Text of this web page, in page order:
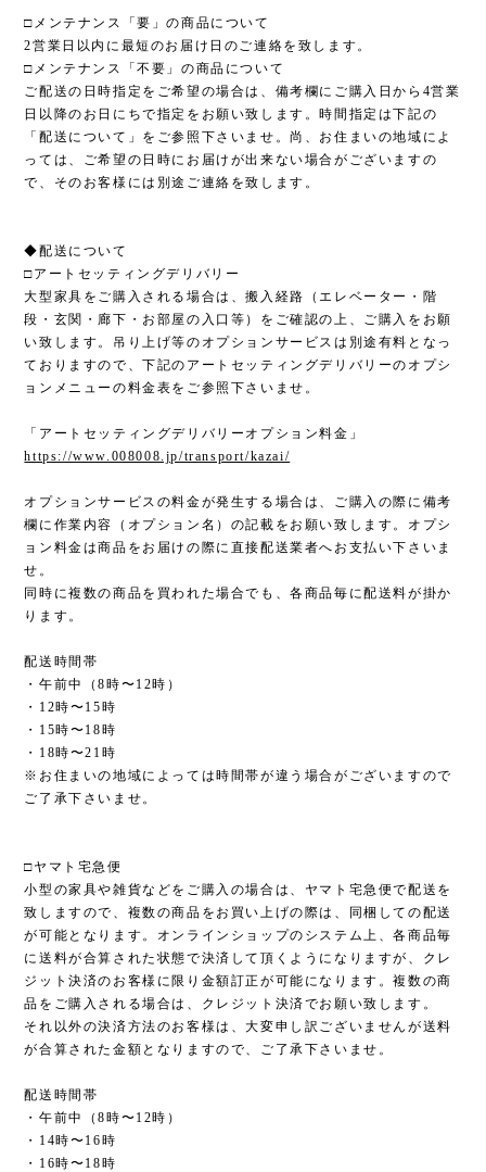
□メンテナンス「要」の商品について
2営業日以内に最短のお届け日のご連絡を致します。
□メンテナンス「不要」の商品について
ご配送の日時指定をご希望の場合は、備考欄にご購入日から4営業
日以降のお日にちで指定をお願い致します。時間指定は下記の
「配送について」をご参照下さいませ。尚、お住まいの地域によ
っては、ご希望の日時にお届けが出来ない場合がございますの
で、そのお客様には別途ご連絡を致します。
◆配送について
□アートセッティングデリバリー
大型家具をご購入される場合は、搬入経路（エレベーター・階
段・玄関・廊下・お部屋の入口等）をご確認の上、ご購入をお願
い致します。吊り上げ等のオプションサービスは別途有料となっ
ておりますので、下記のアートセッティングデリバリーのオプシ
ョンメニューの料金表をご参照下さいませ。
「アートセッティングデリバリーオプション料金」
https://www.008008.jp/transport/kazai/
オプションサービスの料金が発生する場合は、ご購入の際に備考
欄に作業内容（オプション名）の記載をお願い致します。オプシ
ョン料金は商品をお届けの際に直接配送業者へお支払い下さいま
せ。
同時に複数の商品を買われた場合でも、各商品毎に配送料が掛か
ります。
配送時間帯
・午前中（8時〜12時）
・12時〜15時
・15時〜18時
・18時〜21時
※お住まいの地域によっては時間帯が違う場合がございますので
ご了承下さいませ。
□ヤマト宅急便
小型の家具や雑貨などをご購入の場合は、ヤマト宅急便で配送を
致しますので、複数の商品をお買い上げの際は、同梱しての配送
が可能となります。オンラインショップのシステム上、各商品毎
に送料が合算された状態で決済して頂くようになりますが、クレ
ジット決済のお客様に限り金額訂正が可能になります。複数の商
品をご購入される場合は、クレジット決済でお願い致します。
それ以外の決済方法のお客様は、大変申し訳ございませんが送料
が合算された金額となりますので、ご了承下さいませ。
配送時間帯
・午前中（8時〜12時）
・14時〜16時
・16時〜18時